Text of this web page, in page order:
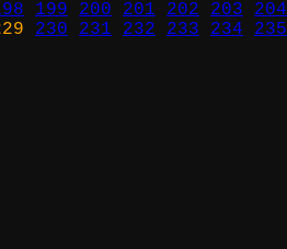
199 200 201 202 203 204
230 231 232 233 234 235